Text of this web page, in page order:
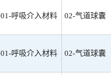
01-呼吸介入材料 02-气道球囊
01-呼吸介入材料 02-气道球囊